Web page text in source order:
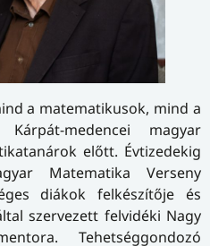
a matematikusok, mind a
medencei magyar
előtt. Évtizedekig
Matematika Verseny
diákok felkészítője és
szervezett felvidéki Nagy
Tehetséggondozó